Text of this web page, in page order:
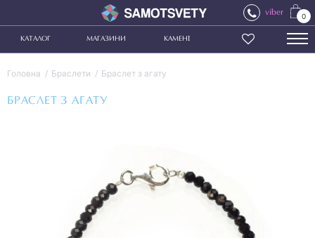
viber 0
КАТАЛОГ МАГАЗИНИ КАМЕНІ
Головна Браслети Браслет з агату
БРАСЛЕТ З АГАТУ